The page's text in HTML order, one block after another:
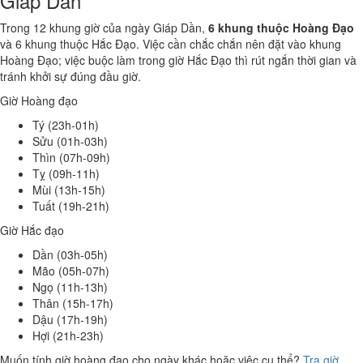
Trong 12 khung giờ của ngày Giáp Dần, 6 khung thuộc Hoàng Đạo
và 6 khung thuộc Hắc Đạo. Việc cần chắc chắn nên đặt vào khung
Hoàng Đạo; việc buộc làm trong giờ Hắc Đạo thì rút ngắn thời gian và
tránh khởi sự đúng đầu giờ.
Giờ Hoàng đạo
Tý (23h-01h)
Sửu (01h-03h)
Thìn (07h-09h)
Tỵ (09h-11h)
Mùi (13h-15h)
Tuất (19h-21h)
Giờ Hắc đạo
Dần (03h-05h)
Mão (05h-07h)
Ngọ (11h-13h)
Thân (15h-17h)
Dậu (17h-19h)
Hợi (21h-23h)
Muốn tính giờ hoàng đạo cho ngày khác hoặc việc cụ thể? Tra giờ